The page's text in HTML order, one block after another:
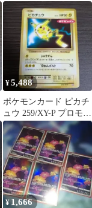
イデンナックル」
031/051
¥5,488
ポケモンカード ピカチ
ュウ 259/XY-P プロモ
ポケモンパン
¥ 1,666